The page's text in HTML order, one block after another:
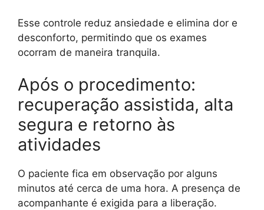
Esse controle reduz ansiedade e elimina dor e
desconforto, permitindo que os exames
ocorram de maneira tranquila.
Após o procedimento:
recuperação assistida, alta
segura e retorno às
atividades
O paciente fica em observação por alguns
minutos até cerca de uma hora. A presença de
acompanhante é exigida para a liberação.